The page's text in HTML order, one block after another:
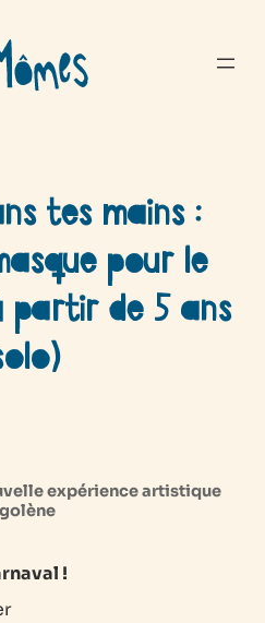
tes mains :
pour le
partir de 5 ans
expérience artistique
!